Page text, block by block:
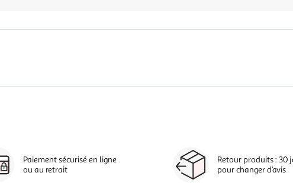
Paiement sécurisé en ligne
ou au retrait
Retour produits : 30
pour changer d’avis